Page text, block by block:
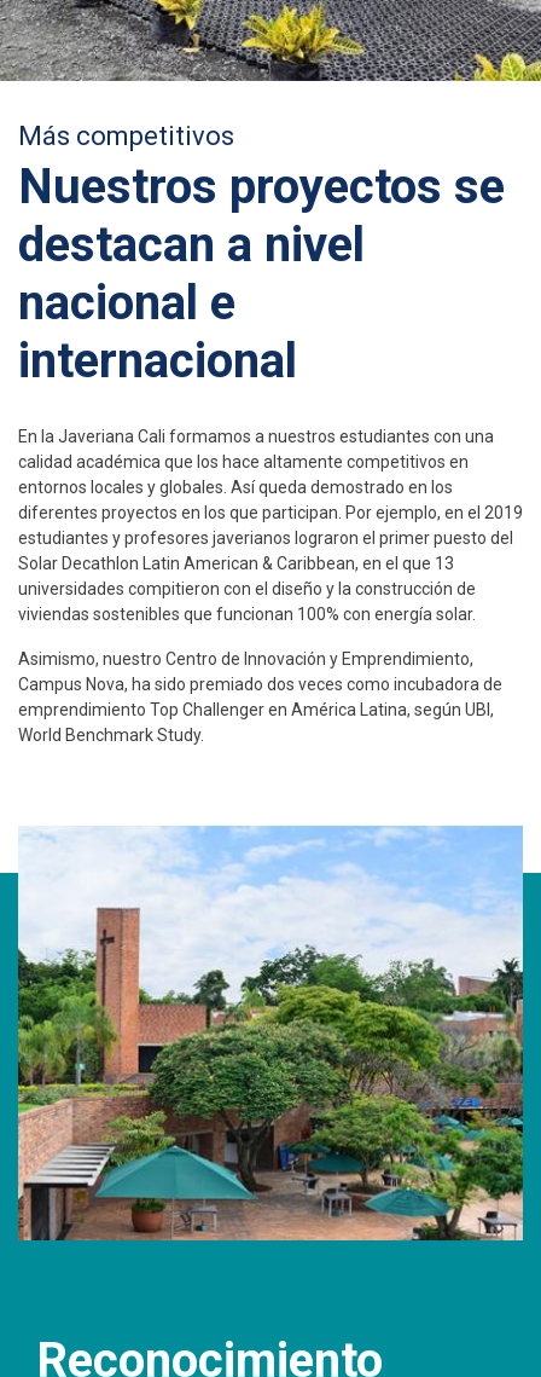
Más competitivos
Nuestros proyectos se
destacan a nivel
nacional e
internacional
En la Javeriana Cali formamos a nuestros estudiantes con una
calidad académica que los hace altamente competitivos en
entornos locales y globales. Así queda demostrado en los
diferentes proyectos en los que participan. Por ejemplo, en el 2019
estudiantes y profesores javerianos lograron el primer puesto del
Solar Decathlon Latin American & Caribbean, en el que 13
universidades compitieron con el diseño y la construcción de
viviendas sostenibles que funcionan 100% con energía solar.
Asimismo, nuestro Centro de Innovación y Emprendimiento,
Campus Nova, ha sido premiado dos veces como incubadora de
emprendimiento Top Challenger en América Latina, según UBI,
World Benchmark Study.
Reconocimiento